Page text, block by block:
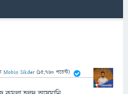
Mobin Sikder (15,760 পয়েন্ট)